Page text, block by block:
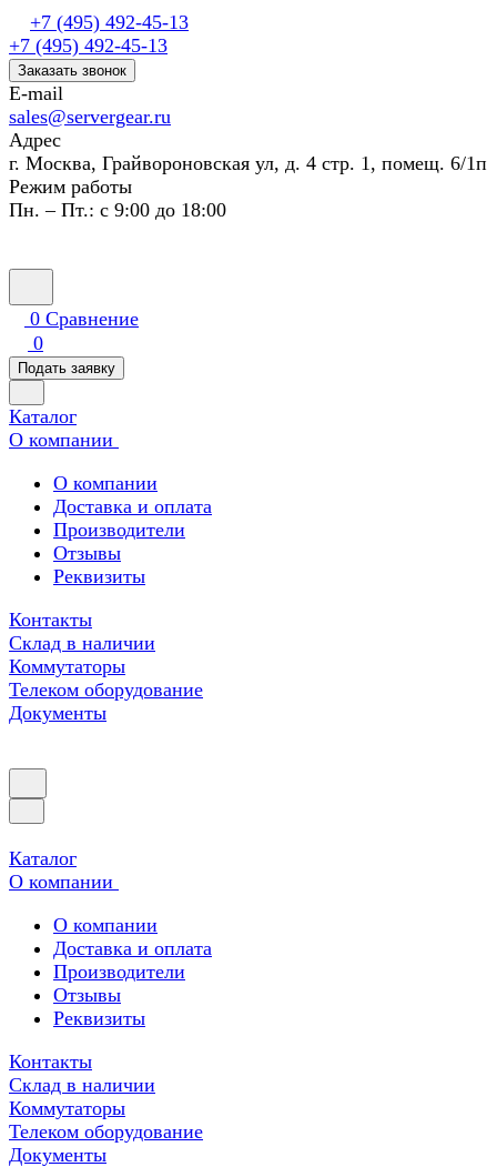
+7 (495) 492-45-13
+7 (495) 492-45-13
Заказать звонок
E-mail
sales@servergear.ru
Адрес
г. Москва, Грайвороновская ул, д. 4 стр. 1, помещ. 6/1п
Режим работы
Пн. – Пт.: с 9:00 до 18:00
0 Сравнение
0
Подать заявку
Каталог
О компании
О компании
Доставка и оплата
Производители
Отзывы
Реквизиты
Контакты
Склад в наличии
Коммутаторы
Телеком оборудование
Документы
Каталог
О компании
О компании
Доставка и оплата
Производители
Отзывы
Реквизиты
Контакты
Склад в наличии
Коммутаторы
Телеком оборудование
Документы